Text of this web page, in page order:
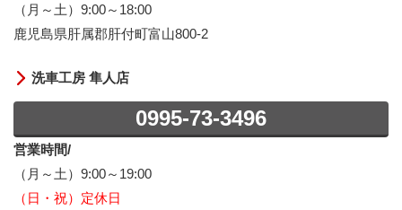
（月～土）9:00～18:00
鹿児島県肝属郡肝付町富山800-2
洗車工房 隼人店
0995-73-3496
営業時間/
（月～土）9:00～19:00
（日・祝）定休日